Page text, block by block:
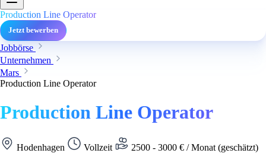
Production Line Operator
Jetzt bewerben
Jobbörse
Unternehmen
Mars
Production Line Operator
Production Line Operator
Hodenhagen Vollzeit
2500 - 3000 € / Monat (geschätzt)